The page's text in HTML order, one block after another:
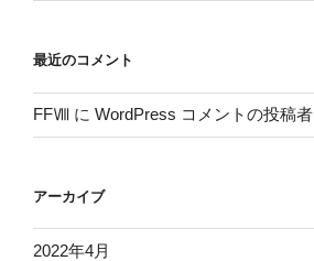
最近のコメント
FFⅧ に WordPress コメントの投稿者
アーカイブ
2022年4月